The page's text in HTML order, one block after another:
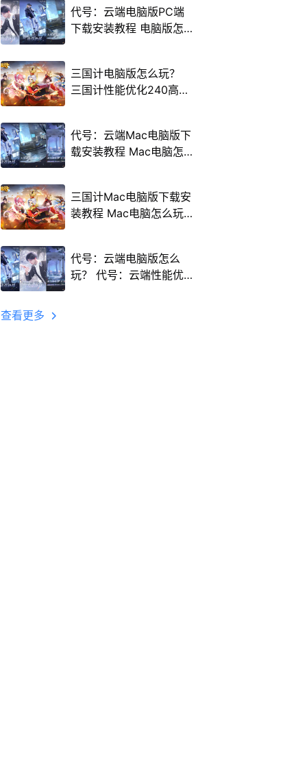
代号：云端电脑版PC端
下载安装教程 电脑版怎
三国计电脑版怎么玩？
三国计性能优化240高帧
代号：云端Mac电脑版下
载安装教程 Mac电脑怎
三国计Mac电脑版下载安
装教程 Mac电脑怎么玩
代号：云端电脑版怎么
玩？ 代号：云端性能优
查看更多